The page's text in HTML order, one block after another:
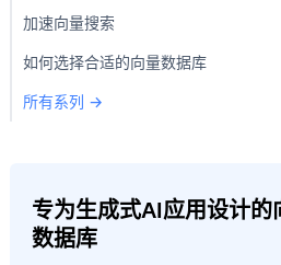
加速向量搜索
如何选择合适的向量数据库
所有系列 →
专为生成式AI应用设计的
数据库